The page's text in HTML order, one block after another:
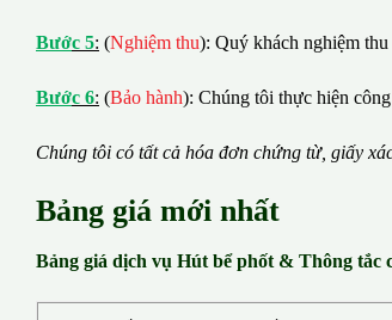
Bước 5: (Nghiệm thu): Quý khách nghiệm
Bước 6: (Bảo hành): Chúng tôi thực hiện
Chúng tôi có tất cả hóa đơn chứng từ, giấy xá
Bảng giá mới nhất
Bảng giá dịch vụ Hút bể phốt & Thông tắc